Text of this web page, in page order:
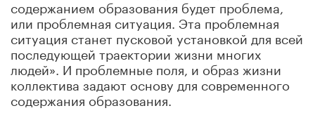
содержанием образования будет проблема,
или проблемная ситуация. Эта проблемная
ситуация станет пусковой установкой для всей
последующей траектории жизни многих
людей». И проблемные поля, и образ жизни
коллектива задают основу для современного
содержания образования.